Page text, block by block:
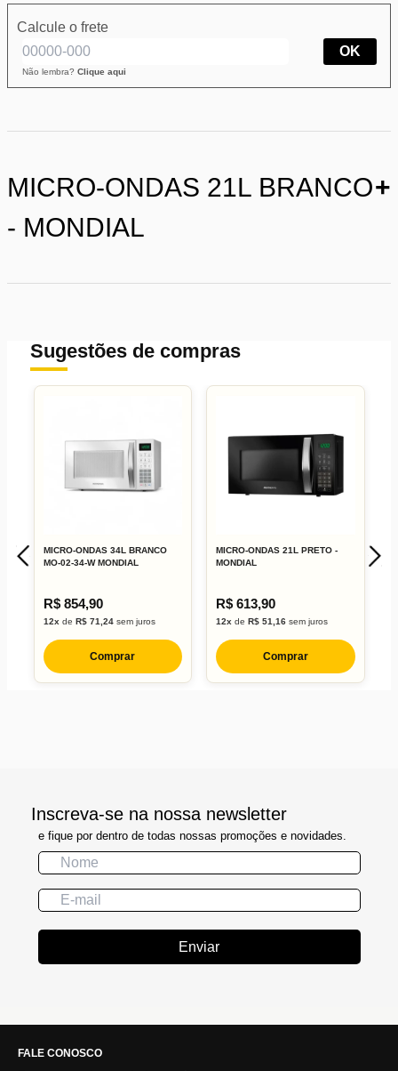
Calcule o frete
Não lembra? Clique aqui
OK
MICRO-ONDAS 21L BRANCO
- MONDIAL
+
Sugestões de compras
MICRO-ONDAS 34L BRANCO
MO-02-34-W MONDIAL
R$ 854,90
12x de R$ 71,24sem juros
Comprar
MICRO-ONDAS 21L PRETO -
MONDIAL
R$ 613,90
12x deR$ 51,16 sem juros
Comprar
Inscreva-se na nossa newsletter
e fique por dentro de todas nossas promoções e novidades.
Enviar
FALE CONOSCO